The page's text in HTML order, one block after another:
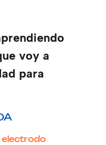
voy a
para
electrodo